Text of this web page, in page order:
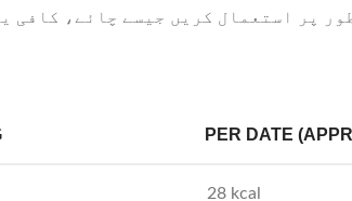
پر استعمال کریں جیسے چائے، کافی
PER DATE
28 kcal